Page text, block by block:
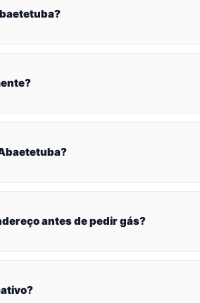
antes de pedir gás?